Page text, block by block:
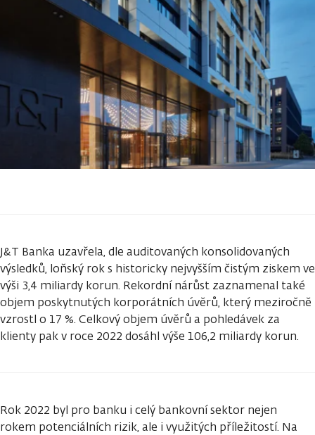
J&T Banka uzavřela, dle auditovaných konsolidovaných
výsledků, loňský rok s historicky nejvyšším čistým ziskem ve
výši 3,4 miliardy korun. Rekordní nárůst zaznamenal také
objem poskytnutých korporátních úvěrů, který meziročně
vzrostl o 17 %. Celkový objem úvěrů a pohledávek za
klienty pak v roce 2022 dosáhl výše 106,2 miliardy korun.
Rok 2022 byl pro banku i celý bankovní sektor nejen
rokem potenciálních rizik, ale i využitých příležitostí. Na